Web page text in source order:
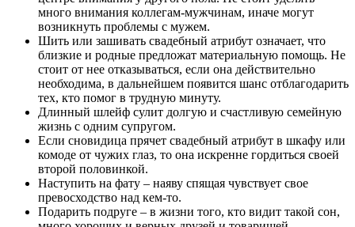
много внимания коллегам-мужчинам, иначе могут
возникнуть проблемы с мужем.
Шить или зашивать свадебный атрибут означает, что
близкие и родные предложат материальную помощь. Не
стоит от нее отказываться, если она действительно
необходима, в дальнейшем появится шанс отблагодарить
тех, кто помог в трудную минуту.
Длинный шлейф сулит долгую и счастливую семейную
жизнь с одним супругом.
Если сновидица прячет свадебный атрибут в шкафу или
комоде от чужих глаз, то она искренне гордиться своей
второй половинкой.
Наступить на фату – наяву спящая чувствует свое
превосходство над кем-то.
Подарить подруге – в жизни того, кто видит такой сон,